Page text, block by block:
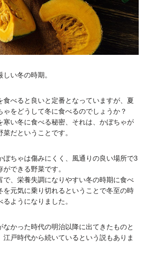
い冬の時期。
食べると良いと定番となっていますが、夏
ゃをどうして冬に食べるのでしょうか？
寒い冬に食べる秘密、それは、かぼちゃが
だということです。
ぼちゃは傷みにくく、風通りの良い場所で3
できる野菜です。
で、栄養失調になりやすい冬の時期に食べ
を元気に乗り切れるということで冬至の時
ようになりました。
なかった時代の明治以降に出てきたものと
江戸時代から続いているという説もありま